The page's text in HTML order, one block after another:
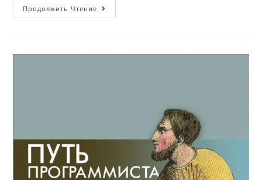
Продолжить Чтение Как
Создавался